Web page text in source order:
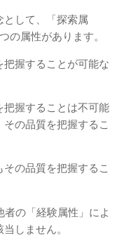
して、「探索属
の属性があります。
把握することが可能な
把握することは不可能
の品質を把握するこ
その品質を把握するこ
の「経験属性」によ
しません。